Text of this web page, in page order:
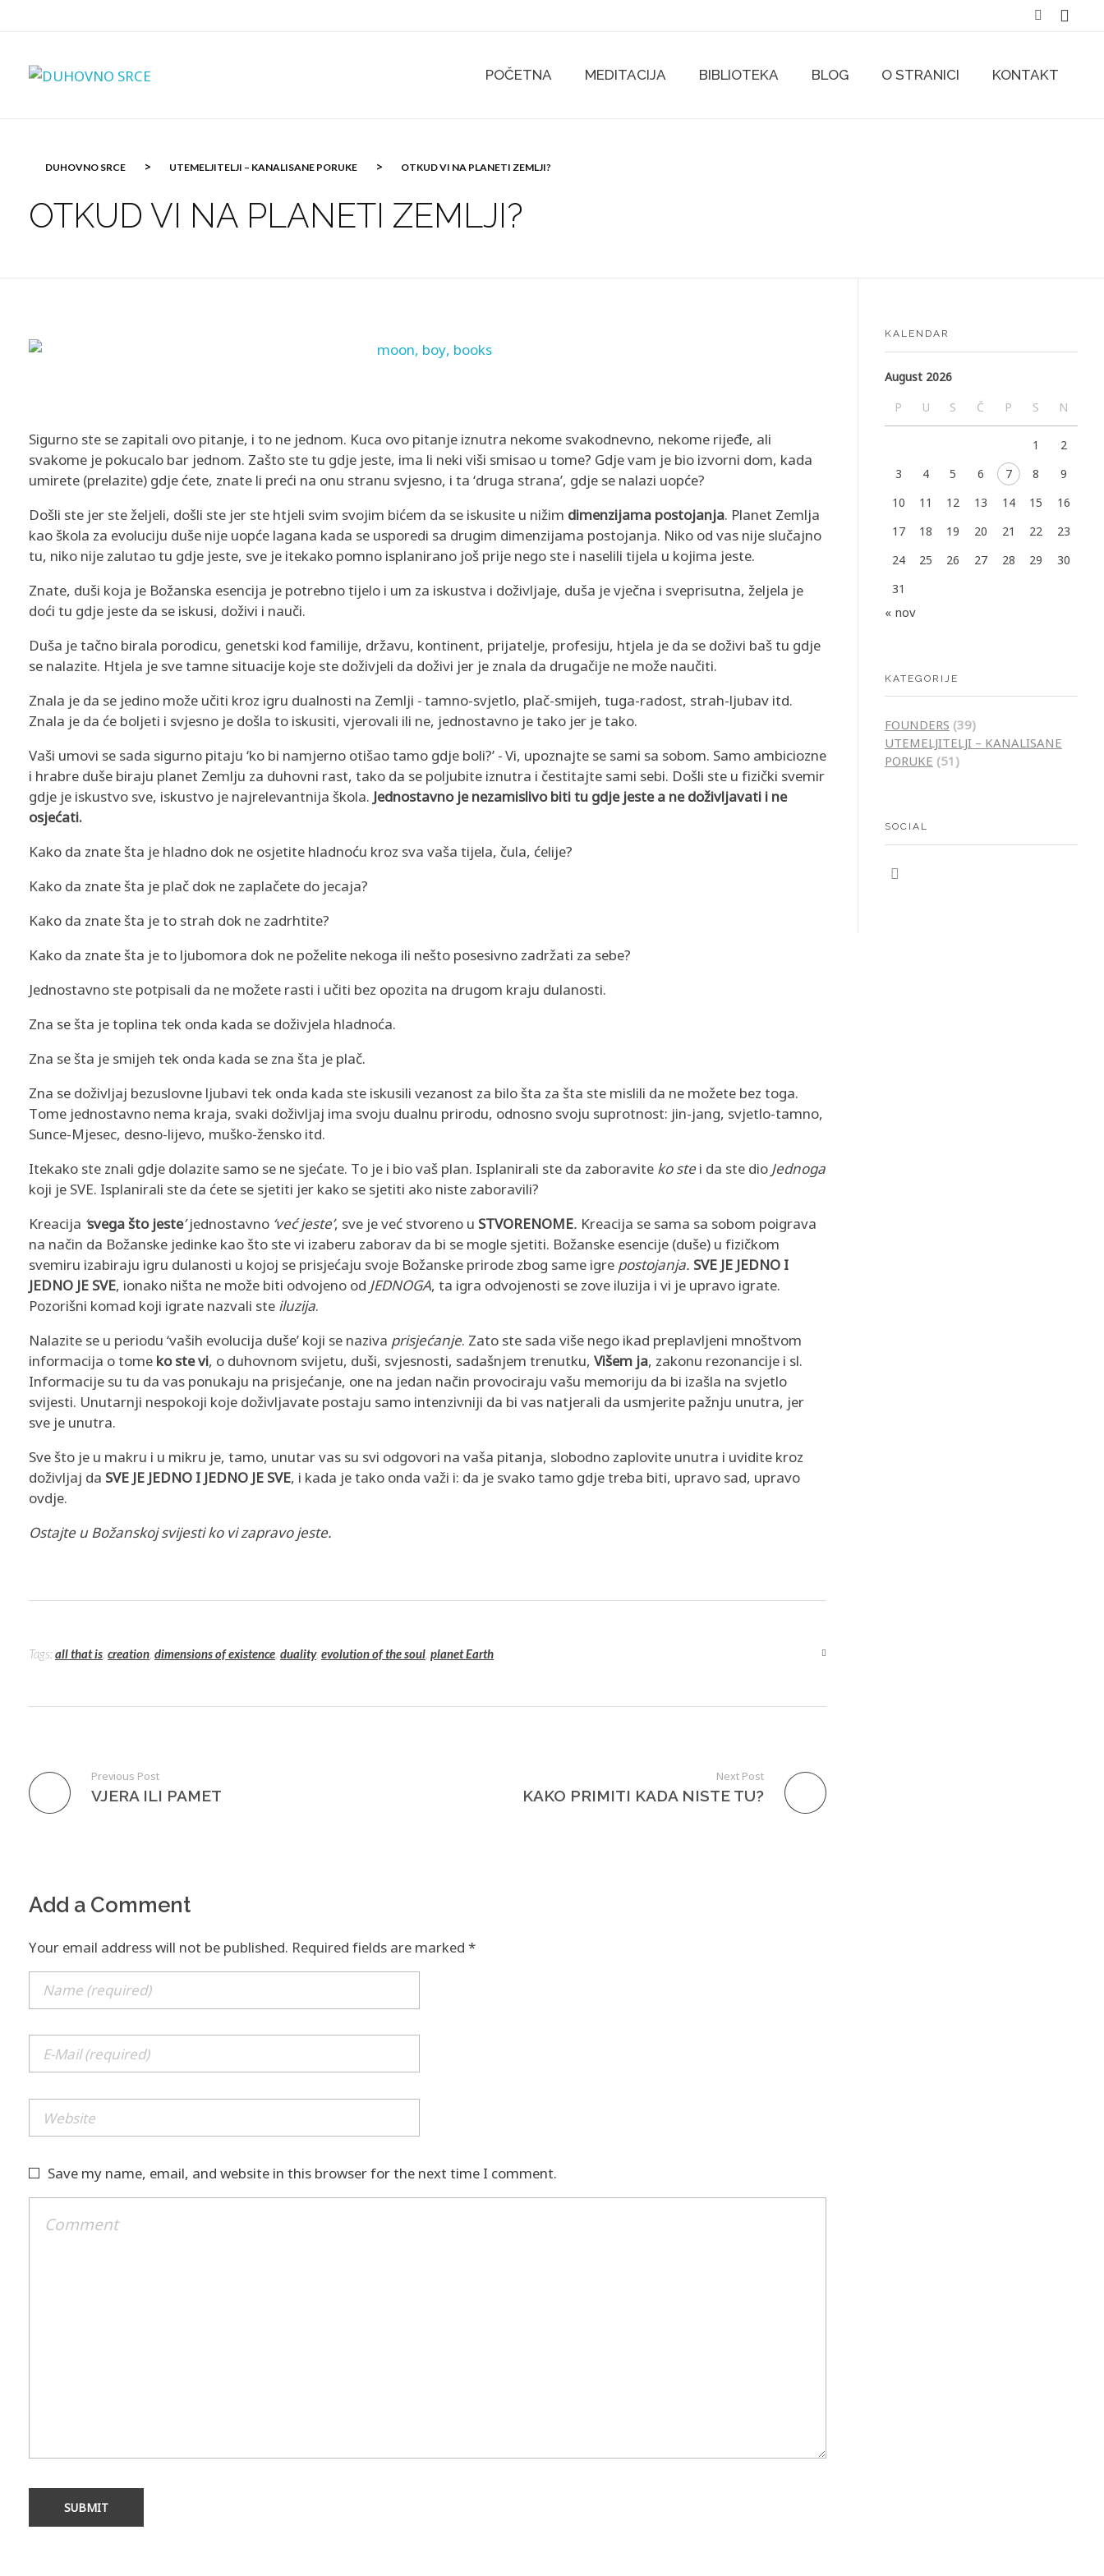
POČETNA MEDITACIJA BIBLIOTEKA BLOG O STRANICI KONTAKT
DUHOVNO SRCE > UTEMELJITELJI – KANALISANE PORUKE > OTKUD VI NA PLANETI ZEMLJI?
OTKUD VI NA PLANETI ZEMLJI?
O
T
U
D
V
I
N
A
P
L
A
N
E
T
I
Z
L
J
I
?
Sigurno ste se zapitali ovo pitanje, i to ne jednom. Kuca ovo pitanje iznutra nekome svakodnevno, nekome rijeđe, ali
svakome je pokucalo bar jednom. Zašto ste tu gdje jeste, ima li neki viši smisao u tome? Gdje vam je bio izvorni dom, kada
umirete (prelazite) gdje ćete, znate li preći na onu stranu svjesno, i ta ‘druga strana’, gdje se nalazi uopće?
Došli ste jer ste željeli, došli ste jer ste htjeli svim svojim bićem da se iskusite u nižim dimenzijama postojanja. Planet Zemlja
kao škola za evoluciju duše nije uopće lagana kada se usporedi sa drugim dimenzijama postojanja. Niko od vas nije slučajno
tu, niko nije zalutao tu gdje jeste, sve je itekako pomno isplanirano još prije nego ste i naselili tijela u kojima jeste.
Znate, duši koja je Božanska esencija je potrebno tijelo i um za iskustva i doživljaje, duša je vječna i sveprisutna, željela je
doći tu gdje jeste da se iskusi, doživi i nauči.
Duša je tačno birala porodicu, genetski kod familije, državu, kontinent, prijatelje, profesiju, htjela je da se doživi baš tu gdje
se nalazite. Htjela je sve tamne situacije koje ste doživjeli da doživi jer je znala da drugačije ne može naučiti.
Znala je da se jedino može učiti kroz igru dualnosti na Zemlji − tamno-svjetlo, plač-smijeh, tuga-radost, strah-ljubav itd.
Znala je da će boljeti i svjesno je došla to iskusiti, vjerovali ili ne, jednostavno je tako jer je tako.
Vaši umovi se sada sigurno pitaju ‘ko bi namjerno otišao tamo gdje boli?’ − Vi, upoznajte se sami sa sobom. Samo ambiciozne
i hrabre duše biraju planet Zemlju za duhovni rast, tako da se poljubite iznutra i čestitajte sami sebi. Došli ste u fizički svemir
gdje je iskustvo sve, iskustvo je najrelevantnija škola. Jednostavno je nezamislivo biti tu gdje jeste a ne doživljavati i ne
osjećati.
Kako da znate šta je hladno dok ne osjetite hladnoću kroz sva vaša tijela, čula, ćelije?
Kako da znate šta je plač dok ne zaplačete do jecaja?
Kako da znate šta je to strah dok ne zadrhtite?
Kako da znate šta je to ljubomora dok ne poželite nekoga ili nešto posesivno zadržati za sebe?
Jednostavno ste potpisali da ne možete rasti i učiti bez opozita na drugom kraju dulanosti.
Zna se šta je toplina tek onda kada se doživjela hladnoća.
Zna se šta je smijeh tek onda kada se zna šta je plač.
Zna se doživljaj bezuslovne ljubavi tek onda kada ste iskusili vezanost za bilo šta za šta ste mislili da ne možete bez toga.
Tome jednostavno nema kraja, svaki doživljaj ima svoju dualnu prirodu, odnosno svoju suprotnost: jin-jang, svjetlo-tamno,
Sunce-Mjesec, desno-lijevo, muško-žensko itd.
Itekako ste znali gdje dolazite samo se ne sjećate. To je i bio vaš plan. Isplanirali ste da zaboravite ko stei da ste dio Jednoga
koji je SVE. Isplanirali ste da ćete se sjetiti jer kako se sjetiti ako niste zaboravili?
Kreacija ‘svega što jeste’jednostavno ‘već jeste’, sve je već stvoreno u STVORENOME. Kreacija se sama sa sobom poigrava
na način da Božanske jedinke kao što ste vi izaberu zaborav da bi se mogle sjetiti. Božanske esencije (duše) u fizičkom
svemiru izabiraju igru dulanosti u kojoj se prisjećaju svoje Božanske prirode zbog same igre postojanja. SVE JE JEDNO I
JEDNO JE SVE, ionako ništa ne može biti odvojeno od JEDNOGA, ta igra odvojenosti se zove iluzija i vi je upravo igrate.
Pozorišni komad koji igrate nazvali ste iluzija.
Nalazite se u periodu ‘vaših evolucija duše’ koji se naziva prisjećanje. Zato ste sada više nego ikad preplavljeni mnoštvom
informacija o tome ko stevi, o duhovnom svijetu, duši, svjesnosti, sadašnjem trenutku, Višem ja, zakonu rezonancije i sl.
Informacije su tu da vas ponukaju na prisjećanje, one na jedan način provociraju vašu memoriju da bi izašla na svjetlo
svijesti. Unutarnji nespokoji koje doživljavate postaju samo intenzivniji da bi vas natjerali da usmjerite pažnju unutra, jer
sve je unutra.
Sve što je u makru i u mikru je, tamo, unutar vas su svi odgovori na vaša pitanja, slobodno zaplovite unutra i uvidite kroz
doživljaj da SVE JE JEDNO I JEDNO JE SVE, i kada je tako onda važi i: da je svako tamo gdje treba biti, upravo sad, upravo
ovdje.
Ostajte u Božanskoj svijesti ko vi zapravo jeste.
Tags:all that is creation dimensions of existence duality, evolution of the soul planet Earth
Previous Post
VJERA ILI PAMET
Next Post
KAKO PRIMITI KADA NISTE TU?
Add a Comment
Your email address will not be published. Required fields are marked *
Save my name, email, and website in this browser for the next time I comment.
KALENDAR
August 2026
P
U S Č P S N
1
2
3
4 5 6 7 8
9
10
11 12 13 14 15
16
17
18 19 20 21 22
23
24
25 26 27 28 29
30
31
« nov
KATEGORIJE
FOUNDERS (39)
UTEMELJITELJI – KANALISANE
PORUKE (51)
SOCIAL